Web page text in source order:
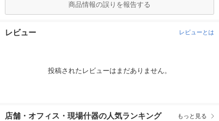
商品情報の誤りを報告する
レビュー レビューとは
投稿されたレビューはまだありません。
店舗・オフィス・現場什器の人気ランキング もっと見る